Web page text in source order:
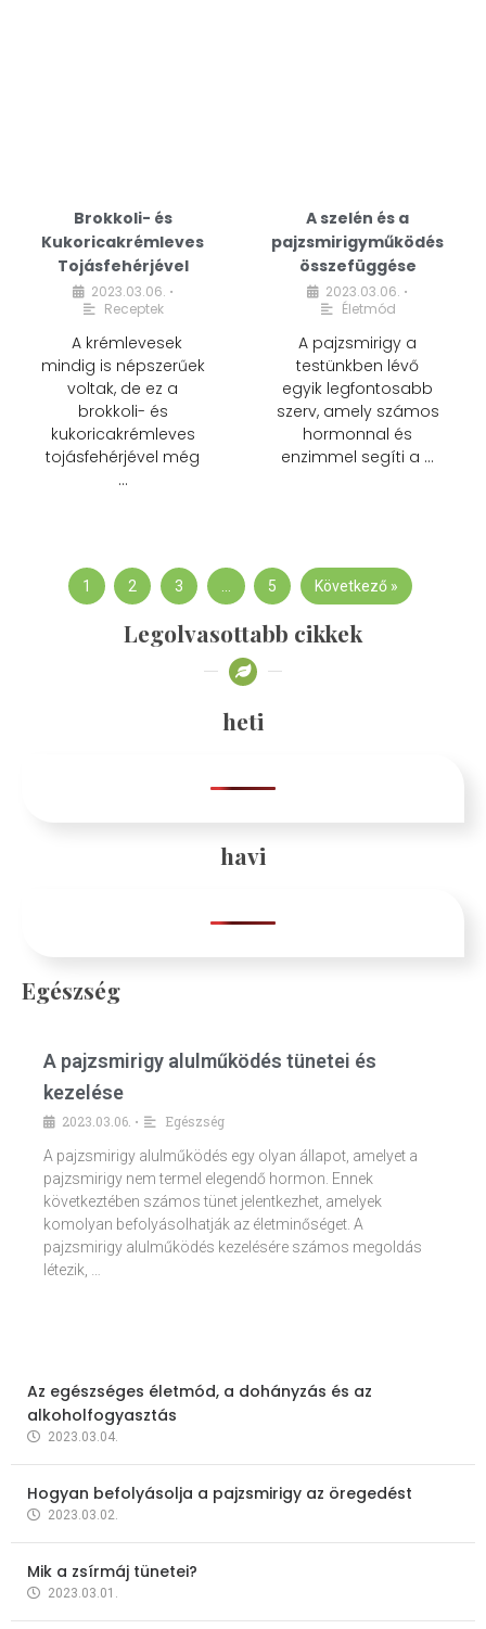
Brokkoli- és
Kukoricakrémleves
Tojásfehérjével
2023.03.06. •
Receptek
A krémlevesek
mindig is népszerűek
voltak, de ez a
brokkoli- és
kukoricakrémleves
tojásfehérjével még
…
A szelén és a
pajzsmirigyműködés
összefüggése
2023.03.06. •
Életmód
A pajzsmirigy a
testünkben lévő
egyik legfontosabb
szerv, amely számos
hormonnal és
enzimmel segíti a …
1 2 3 … 5 Következő »
Legolvasottabb cikkek
heti
havi
Egészség
A pajzsmirigy alulműködés tünetei és
kezelése
2023.03.06. •
Egészség
A pajzsmirigy alulműködés egy olyan állapot, amelyet a
pajzsmirigy nem termel elegendő hormon. Ennek
következtében számos tünet jelentkezhet, amelyek
komolyan befolyásolhatják az életminőséget. A
pajzsmirigy alulműködés kezelésére számos megoldás
létezik, …
Az egészséges életmód, a dohányzás és az
alkoholfogyasztás
2023.03.04.
Hogyan befolyásolja a pajzsmirigy az öregedést
2023.03.02.
Mik a zsírmáj tünetei?
2023.03.01.